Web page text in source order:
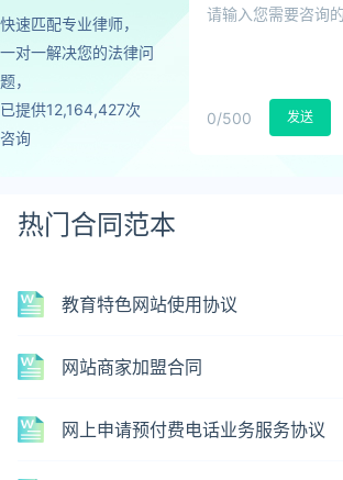
快速匹配专业律师，
一对一解决您的法律问
题，
已提供12,164,427次
咨询
0/500 发送
热门合同范本
教育特色网站使用协议
网站商家加盟合同
网上申请预付费电话业务服务协议